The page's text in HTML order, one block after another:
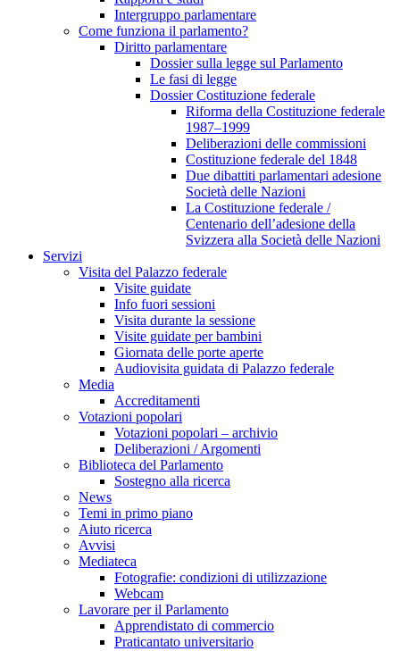
Intergruppo parlamentare
Come funziona il parlamento?
Diritto parlamentare
Dossier sulla legge sul Parlamento
Le fasi di legge
Dossier Costituzione federale
Riforma della Costituzione federale
1987–1999
Deliberazioni delle commissioni
Costituzione federale del 1848
Due dibattiti parlamentari adesione
Società delle Nazioni
La Costituzione federale /
Centenario dell’adesione della
Svizzera alla Società delle Nazioni
Servizi
Visita del Palazzo federale
Visite guidate
Info fuori sessioni
Visita durante la sessione
Visite guidate per bambini
Giornata delle porte aperte
Audiovisita guidata di Palazzo federale
Media
Accreditamenti
Votazioni popolari
Votazioni popolari – archivio
Deliberazioni / Argomenti
Biblioteca del Parlamento
Sostegno alla ricerca
News
Temi in primo piano
Aiuto ricerca
Avvisi
Mediateca
Fotografie: condizioni di utilizzazione
Webcam
Lavorare per il Parlamento
Apprendistato di commercio
Praticantato universitario